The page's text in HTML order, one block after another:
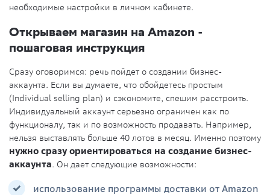
необходимые настройки в личном кабинете.
Открываем магазин на Amazon -
пошаговая инструкция
Сразу оговоримся: речь пойдет о создании бизнес-
аккаунта. Если вы думаете, что обойдетесь простым
(Individual selling plan) и сэкономите, спешим расстроить.
Индивидуальный аккаунт серьезно ограничен как по
функционалу, так и по возможность продавать. Например,
нельзя выставлять больше 40 лотов в месяц. Именно поэтому
нужно сразу ориентироваться на создание бизнес-
аккаунта. Он дает следующие возможности:
использование программы доставки от Amazon